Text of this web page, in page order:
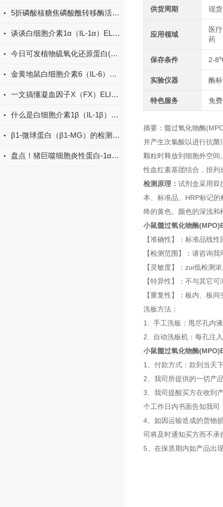
5折磷酸核糖焦磷酸酰转移酶活性检测试剂盒
谈谈白细胞介素1α（IL-1α）ELISA试剂盒的操作步骤
今日可发植物硫氧化还原蛋白(Trx)ELISA试剂盒＠科研
金黄地鼠白细胞介素6（IL-6）ELISA检测试剂盒说明书
一文搞懂凝血因子X（FX）ELISA试剂盒的特点
什么是白细胞介素1β（IL-1β）ELISA试剂盒？
β1-微球蛋白（β1-MG）的检测方法有哪些？
盘点！猪巨噬细胞炎性蛋白-1α(MIP-1α)elisa试剂盒应用详解
供货周期 现货
应用领域
医
药
保存条件 2-
实验仪器 酶
特色服务 免
摘要：髓过氧化物酶
并产生次氯酸以进行抗
颗粒时释放到细胞外空
性血红素基团结合，排列
检测原理： 试剂盒采用双
本、标准品、HRP标记
终的黄色。颜色的深浅
小鼠髓过氧化物酶
【准确性】：标准品线
【检测范围】：请咨询
【灵敏度】：zui低检测
【特异性】：不与其它
【重复性】：板内、板
洗板方法：
1. 手工洗板：甩尽孔内
2. 自动洗板机：每孔注
小鼠髓过氧化物酶
1、付款方式：款到当天
2、我司所提供的一切产
3、我司提醒买方在收到
个工作日内书面告知我
4、如因运输造成的货物
司将及时通知买方而不承
5、在保质期内如产品出